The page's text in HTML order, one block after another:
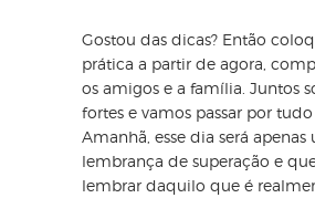
Gostou das dicas? Então
prática a partir de agora,
os amigos e a família. Juntos
fortes e vamos passar por tudo
Amanhã, esse dia será apenas
lembrança de superação e
lembrar daquilo que é